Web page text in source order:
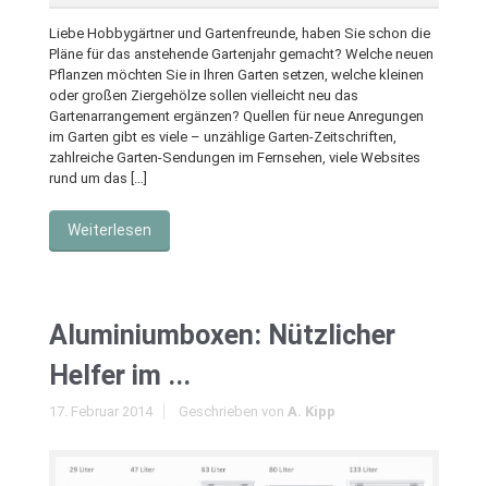
Liebe Hobbygärtner und Gartenfreunde, haben Sie schon die
Pläne für das anstehende Gartenjahr gemacht? Welche neuen
Pflanzen möchten Sie in Ihren Garten setzen, welche kleinen
oder großen Ziergehölze sollen vielleicht neu das
Gartenarrangement ergänzen? Quellen für neue Anregungen
im Garten gibt es viele – unzählige Garten-Zeitschriften,
zahlreiche Garten-Sendungen im Fernsehen, viele Websites
rund um das […]
Weiterlesen
Aluminiumboxen: Nützlicher
Helfer im ...
17. Februar 2014 Geschrieben von A. Kipp